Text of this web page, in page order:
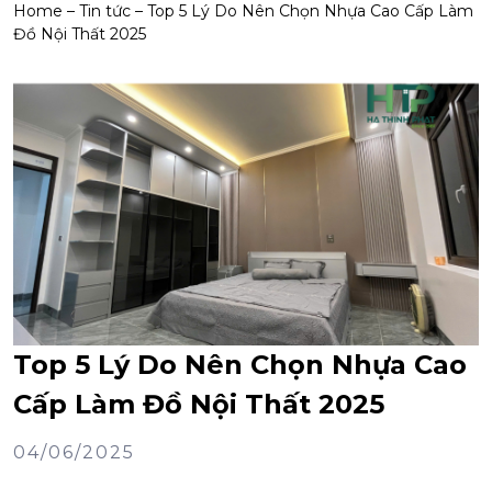
Home – Tin tức – Top 5 Lý Do Nên Chọn Nhựa Cao Cấp Làm
Đồ Nội Thất 2025
Top 5 Lý Do Nên Chọn Nhựa Cao
Cấp Làm Đồ Nội Thất 2025
04/06/2025